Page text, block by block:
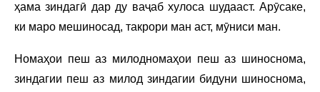
ҳама зиндагӣ дар ду ваҷаб хулоса шудааст. Арӯсаке,
ки маро мешиносад, такрори ман аст, мӯниси ман.
Номаҳои пеш аз милодномаҳои пеш аз шиноснома,
зиндагии пеш аз милод зиндагии бидуни шиноснома,